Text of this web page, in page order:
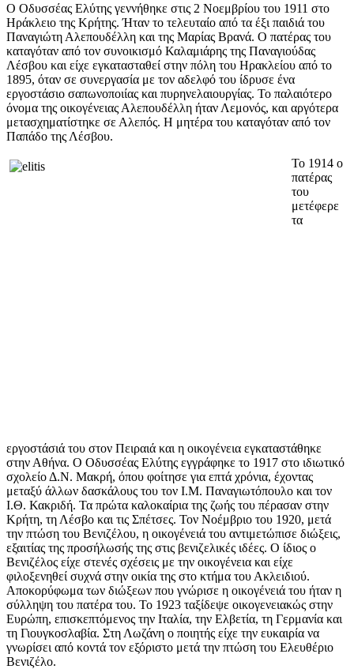
Ο Οδυσσέας Ελύτης γεννήθηκε στις 2 Νοεμβρίου του 1911 στο
Ηράκλειο της Κρήτης. Ήταν το τελευταίο από τα έξι παιδιά του
Παναγιώτη Αλεπουδέλλη και της Μαρίας Βρανά. Ο πατέρας του
καταγόταν από τον συνοικισμό Καλαμιάρης της Παναγιούδας
Λέσβου και είχε εγκατασταθεί στην πόλη του Ηρακλείου από το
1895, όταν σε συνεργασία με τον αδελφό του ίδρυσε ένα
εργοστάσιο σαπωνοποιίας και πυρηνελαιουργίας. Το παλαιότερο
όνομα της οικογένειας Αλεπουδέλλη ήταν Λεμονός, και αργότερα
μετασχηματίστηκε σε Αλεπός. Η μητέρα του καταγόταν από τον
Παπάδο της Λέσβου.
Το 1914 ο
πατέρας
του
μετέφερε
τα
εργοστάσιά του στον Πειραιά και η οικογένεια εγκαταστάθηκε
στην Αθήνα. O Οδυσσέας Ελύτης εγγράφηκε το 1917 στο ιδιωτικό
σχολείο Δ.Ν. Μακρή, όπου φοίτησε για επτά χρόνια, έχοντας
μεταξύ άλλων δασκάλους του τον Ι.Μ. Παναγιωτόπουλο και τον
Ι.Θ. Κακριδή. Τα πρώτα καλοκαίρια της ζωής του πέρασαν στην
Κρήτη, τη Λέσβο και τις Σπέτσες. Τον Νοέμβριο του 1920, μετά
την πτώση του Βενιζέλου, η οικογένειά του αντιμετώπισε διώξεις,
εξαιτίας της προσήλωσής της στις βενιζελικές ιδέες. Ο ίδιος ο
Βενιζέλος είχε στενές σχέσεις με την οικογένεια και είχε
φιλοξενηθεί συχνά στην οικία της στο κτήμα του Ακλειδιού.
Αποκορύφωμα των διώξεων που γνώρισε η οικογένειά του ήταν η
σύλληψη του πατέρα του. Το 1923 ταξίδεψε οικογενειακώς στην
Ευρώπη, επισκεπτόμενος την Ιταλία, την Ελβετία, τη Γερμανία και
τη Γιουγκοσλαβία. Στη Λωζάνη ο ποιητής είχε την ευκαιρία να
γνωρίσει από κοντά τον εξόριστο μετά την πτώση του Ελευθέριο
Βενιζέλο.